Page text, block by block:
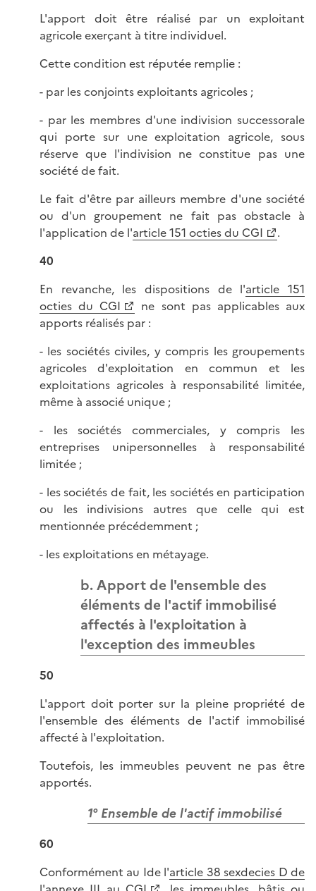
L'apport doit être réalisé par un exploitant
agricole exerçant à titre individuel.
Cette condition est réputée remplie :
- par les conjoints exploitants agricoles ;
- par les membres d'une indivision successorale
qui porte sur une exploitation agricole, sous
réserve que l'indivision ne constitue pas une
société de fait.
Le fait d'être par ailleurs membre d'une société
ou d'un groupement ne fait pas obstacle à
l'application de l'article 151 octies du CGI
.
40
En revanche, les dispositions de l'article 151
octies du CGI
ne sont pas applicables aux
apports réalisés par :
- les sociétés civiles, y compris les groupements
agricoles d'exploitation en commun et les
exploitations agricoles à responsabilité limitée,
même à associé unique ;
- les sociétés commerciales, y compris les
entreprises unipersonnelles à responsabilité
limitée ;
- les sociétés de fait, les sociétés en participation
ou les indivisions autres que celle qui est
mentionnée précédemment ;
- les exploitations en métayage.
b. Apport de l'ensemble des
éléments de l'actif immobilisé
affectés à l'exploitation à
l'exception des immeubles
50
L'apport doit porter sur la pleine propriété de
l'ensemble des éléments de l'actif immobilisé
affecté à l'exploitation.
Toutefois, les immeubles peuvent ne pas être
apportés.
1° Ensemble de l'actif immobilisé
60
Conformément au Ide l'article 38 sexdecies D de